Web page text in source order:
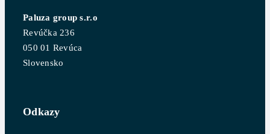
Paluza group s.r.o
Revúčka 236
050 01 Revúca
Slovensko
Odkazy